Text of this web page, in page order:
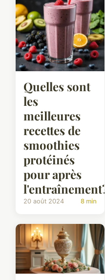
Quelles sont
les
meilleures
recettes de
smoothies
protéinés
pour après
l'entraînement?
20 août 2024 8 min